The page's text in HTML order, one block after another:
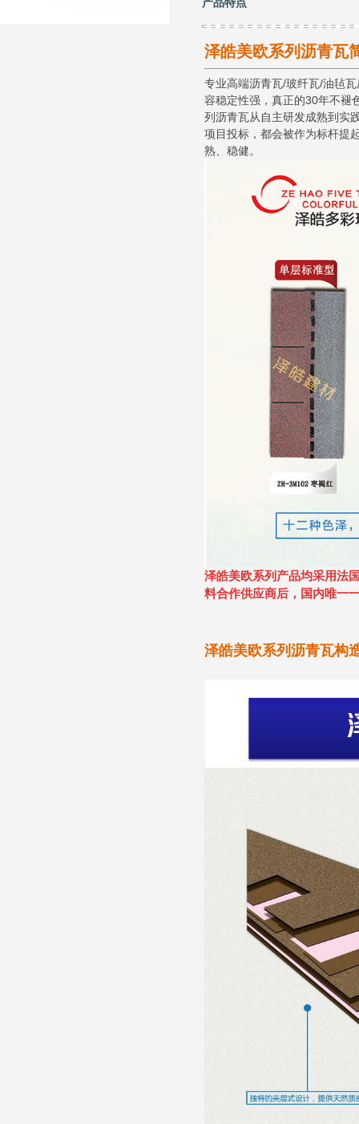
泽皓美欧系列沥青瓦
专业高端沥青瓦/玻纤瓦/油毡
容稳定性强，真正的30年不褪
列沥青瓦从自主研发成熟到实
项目投标，都会被作为标杆提
熟、稳健。
泽皓美欧系列产品均采用法
料合作供应商后，国内唯一
泽皓美欧系列沥青瓦构